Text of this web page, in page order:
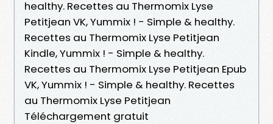
healthy. Recettes au Thermomix Lyse
Petitjean VK, Yummix ! - Simple & healthy.
Recettes au Thermomix Lyse Petitjean
Kindle, Yummix ! - Simple & healthy.
Recettes au Thermomix Lyse Petitjean Epub
VK, Yummix ! - Simple & healthy. Recettes
au Thermomix Lyse Petitjean
Téléchargement gratuit